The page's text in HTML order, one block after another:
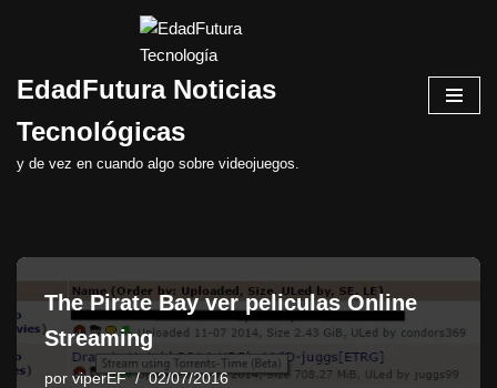
al
EdadFutura Noticias
Tecnológicas
y de vez en cuando algo sobre videojuegos.
The Pirate Bay ver peliculas Online
Streaming
por viperEF 02/07/2016